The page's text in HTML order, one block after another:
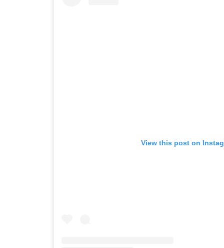
View this post on